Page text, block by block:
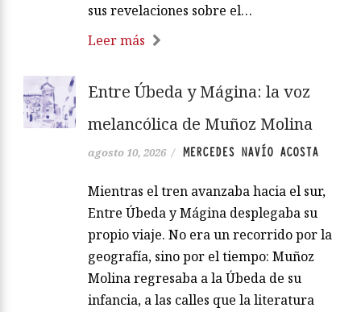
sus revelaciones sobre el…
Leer más
Entre Úbeda y Mágina: la voz
melancólica de Muñoz Molina
agosto 10, 2026 / MERCEDES NAVÍO ACOSTA
Mientras el tren avanzaba hacia el sur,
Entre Úbeda y Mágina desplegaba su
propio viaje. No era un recorrido por la
geografía, sino por el tiempo: Muñoz
Molina regresaba a la Úbeda de su
infancia, a las calles que la literatura